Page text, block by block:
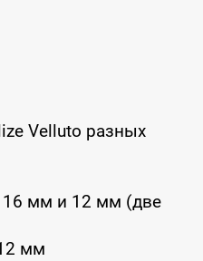
Velluto разных
16 мм и 12 мм (две
мм